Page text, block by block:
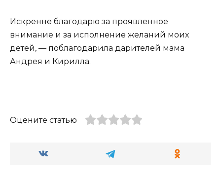
Искренне благодарю за проявленное
внимание и за исполнение желаний моих
детей, — поблагодарила дарителей мама
Андрея и Кирилла.
Оцените статью